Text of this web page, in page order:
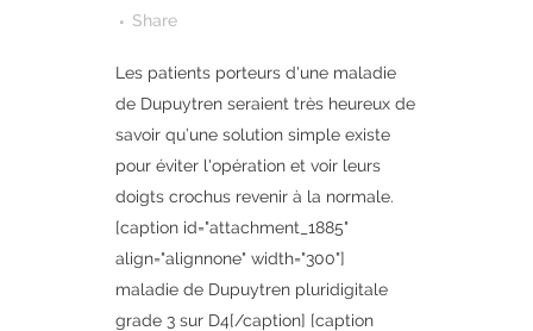
Share
Les patients porteurs d'une maladie
de Dupuytren seraient très heureux de
savoir qu’une solution simple existe
pour éviter l'opération et voir leurs
doigts crochus revenir à la normale.
[caption id="attachment_1885"
align="alignnone" width="300"]
maladie de Dupuytren pluridigitale
grade 3 sur D4[/caption] [caption